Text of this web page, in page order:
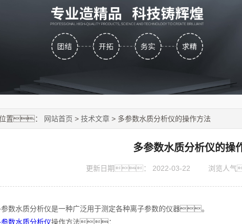
置： 网站首页 > 技术文章 > 多参数水质分析仪的操作方法
多参数水质分析仪的操
更新日期： 2022-03-22 浏览人
水质分析仪是一种广泛用于测定各种离子参数的仪器。
参数水质分析仪操作方法：